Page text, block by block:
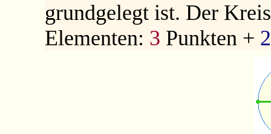
grundgelegt ist. Der
Elementen: 3 Punkten + 2